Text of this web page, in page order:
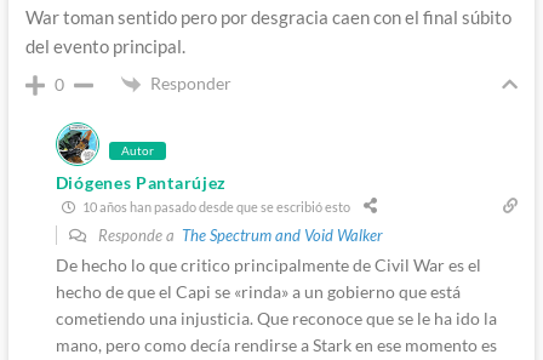
War toman sentido pero por desgracia caen con el final súbito
del evento principal.
0 Responder
Autor
Diógenes Pantarújez
10 años han pasado desde que se escribió esto
Responde a The Spectrum and Void Walker
De hecho lo que critico principalmente de Civil War es el
hecho de que el Capi se «rinda» a un gobierno que está
cometiendo una injusticia. Que reconoce que se le ha ido la
mano, pero como decía rendirse a Stark en ese momento es